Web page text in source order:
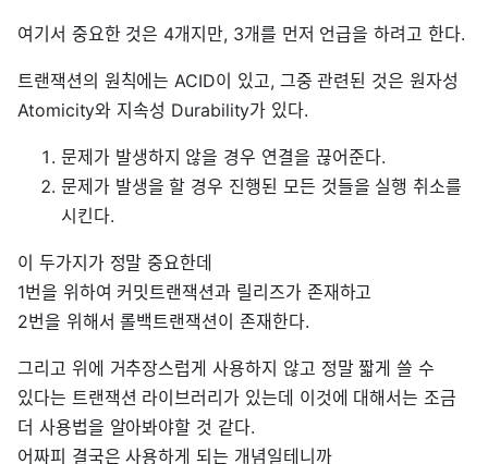
여기서 중요한 것은 4개지만, 3개를 먼저 언급을 하려고 한다.
트랜잭션의 원칙에는 ACID이 있고, 그중 관련된 것은 원자성
Atomicity와 지속성 Durability가 있다.
문제가 발생하지 않을 경우 연결을 끊어준다.
문제가 발생을 할 경우 진행된 모든 것들을 실행 취소를
시킨다.
이 두가지가 정말 중요한데
1번을 위하여 커밋트랜잭션과 릴리즈가 존재하고
2번을 위해서 롤백트랜잭션이 존재한다.
그리고 위에 거추장스럽게 사용하지 않고 정말 짧게 쓸 수
있다는 트랜잭션 라이브러리가 있는데 이것에 대해서는 조금
더 사용법을 알아봐야할 것 같다.
어짜피 결국은 사용하게 되는 개념일테니까